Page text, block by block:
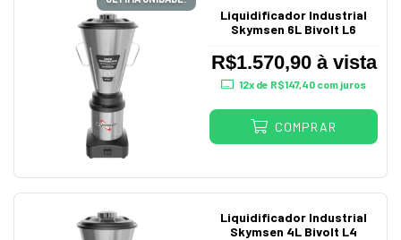
Liquidificador Industrial
Skymsen 6L Bivolt L6
R$1.570,90 à vista
12x de R$147,40com juros
COMPRAR
Liquidificador Industrial
Skymsen 4L Bivolt L4